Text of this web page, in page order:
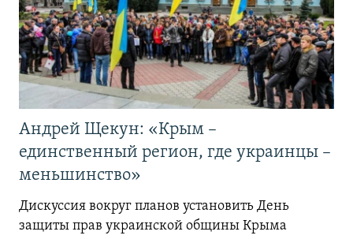
Андрей Щекун: «Крым –
единственный регион, где украинцы –
меньшинство»
Дискуссия вокруг планов установить День
защиты прав украинской общины Крыма